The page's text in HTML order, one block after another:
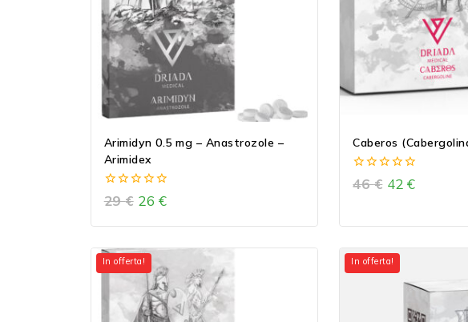
Arimidyn 0.5 mg – Anastrozole –
Arimidex
0
out
29€ 26 €
Caberos
0
out
46€ 42€
In offerta! In offerta!